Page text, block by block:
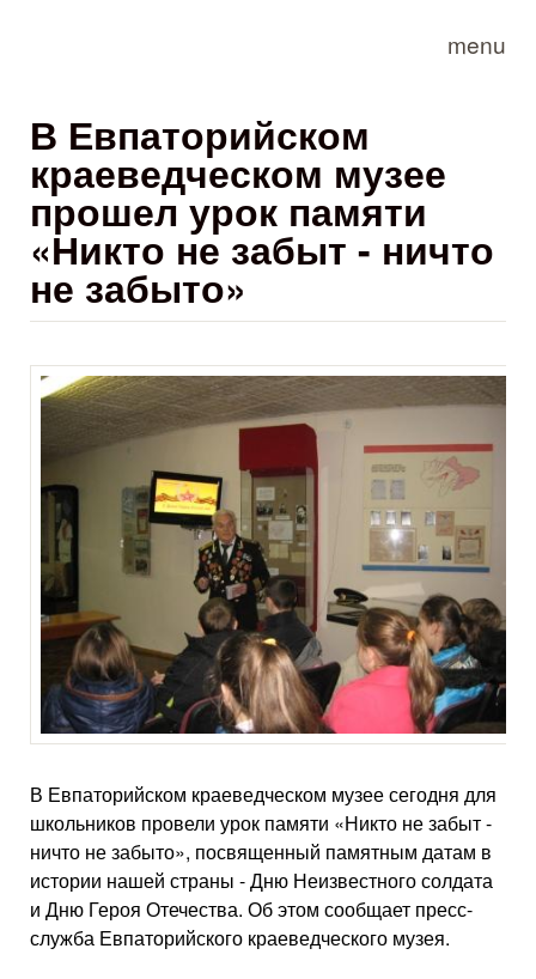
menu
В Евпаторийском
краеведческом музее
прошел урок памяти
«Никто не забыт - ничто
не забыто»
В Евпаторийском краеведческом музее сегодня для
школьников провели урок памяти «Никто не забыт -
ничто не забыто», посвященный памятным датам в
истории нашей страны - Дню Неизвестного солдата
и Дню Героя Отечества. Об этом сообщает пресс-
служба Евпаторийского краеведческого музея.